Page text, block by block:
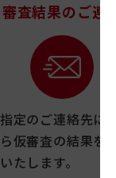
審査結果のご連
定のご連絡先に
仮審査の結果を
たします。